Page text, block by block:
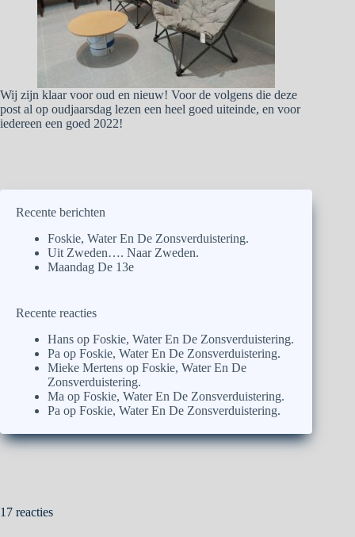
Wij zijn klaar voor oud en nieuw! Voor de volgens die deze
post al op oudjaarsdag lezen een heel goed uiteinde, en voor
iedereen een goed 2022!
Recente berichten
Foskie, Water En De Zonsverduistering.
Uit Zweden…. Naar Zweden.
Maandag De 13e
Recente reacties
Hans op Foskie, Water En De Zonsverduistering.
Pa op Foskie, Water En De Zonsverduistering.
Mieke Mertens op Foskie, Water En De
Zonsverduistering.
Ma op Foskie, Water En De Zonsverduistering.
Pa op Foskie, Water En De Zonsverduistering.
17 reacties